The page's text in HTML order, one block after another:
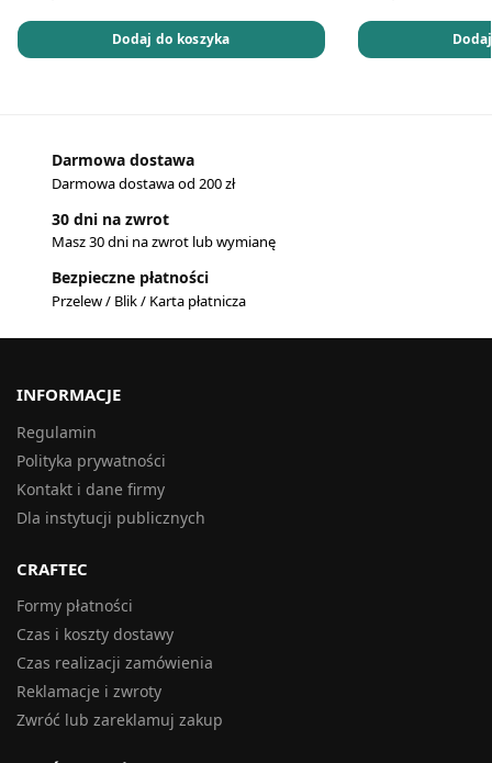
Dodaj do koszyka
Darmowa dostawa
Darmowa dostawa od 200 zł
30 dni na zwrot
Masz 30 dni na zwrot lub wymianę
Bezpieczne płatności
Przelew / Blik / Karta płatnicza
INFORMACJE
Regulamin
Polityka prywatności
Kontakt i dane firmy
Dla instytucji publicznych
CRAFTEC
Formy płatności
Czas i koszty dostawy
Czas realizacji zamówienia
Reklamacje i zwroty
Zwróć lub zareklamuj zakup